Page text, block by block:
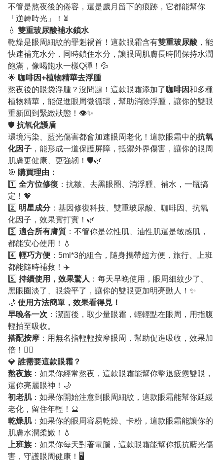
不管是熬夜後的倦容，還是歲月留下的痕跡，它都能幫你
「逆轉時光」！⏳
💧 雙重玻尿酸補水鎖水
乾燥是眼周細紋的罪魁禍首！這款眼霜含有雙重玻尿酸 ，能
快速補充水分，同時鎖住水分，讓眼周肌膚長時間保持水潤
飽滿，像喝飽水一樣Q彈！💦
🌟 咖啡因+植物精華去浮腫
熬夜後的眼袋浮腫？沒問題！這款眼霜添加了 咖啡因和多種
植物精華，能促進眼周微循環，幫助消除浮腫，讓你的雙眼
重新回到緊緻狀態！👁✨
🛡 抗氧化護盾
環境污染、藍光傷害都會加速眼周老化！這款眼霜中的抗氧
化因子 ，能形成一道保護屏障，抵禦外界傷害，讓你的眼周
肌膚更健康、更強韌！🛡🌿
🎯 購買理由：
1️⃣ 全方位修復 ：抗皺、去黑眼圈、消浮腫、補水，一瓶搞
定！💖
2️⃣ 明星成分：基因修復科技、雙重玻尿酸、咖啡因、抗氧
化因子，效果實打實！🌿
3️⃣ 適合所有膚質 ：不管你是乾性肌、油性肌還是敏感肌，
都能安心使用！💧
4️⃣ 輕巧方便 ：5ml*3的組合，隨身攜帶超方便，旅行、上班
都能隨時補救！✈️
5️⃣ 持續使用，效果驚人 ：每天早晚使用，眼周細紋少了、
黑眼圈淡了、眼袋平了，讓你的雙眼更加明亮動人！✨
🌙 使用方法簡單，效果看得見！
早晚各一次 ：潔面後，取少量眼霜，輕輕點在眼周，用指腹
輕拍至吸收。
搭配按摩 ：用無名指輕輕按摩眼周，幫助促進吸收，效果加
倍！💆‍♀️
💎 誰需要這款眼霜？
熬夜族 ：如果你經常熬夜，這款眼霜能幫你擊退疲憊雙眼，
還你亮麗眼神！🌙
初老肌：如果你開始注意到眼周細紋，這款眼霜能幫你延緩
老化，留住年輕！🔮
乾燥肌：如果你的眼周容易乾燥、卡粉，這款眼霜能讓你的
肌膚水潤柔嫩！💧
上班族 ：如果你每天對著電腦，這款眼霜能幫你抵抗藍光傷
害，守護眼周健康！🖥